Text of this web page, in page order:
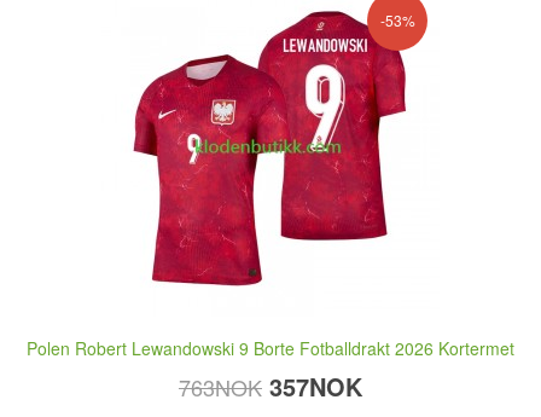
-53%
Polen Robert Lewandowski 9 Borte Fotballdrakt 2026 Kortermet
763NOK 357NOK